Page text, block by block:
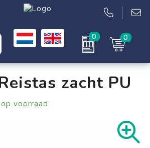
0 0
zacht PU
op voorraad